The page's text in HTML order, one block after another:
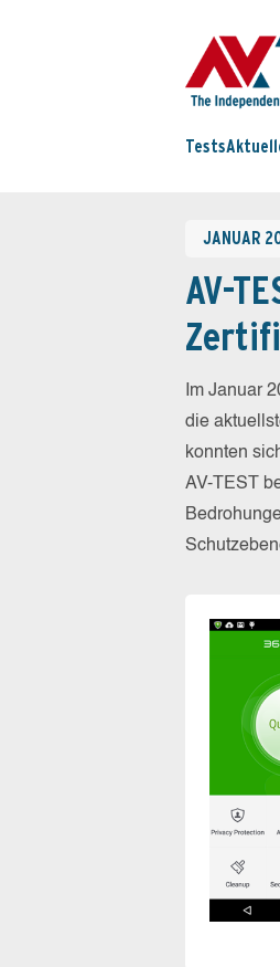
Tests
JANUAR
AV-
Im Januar
die
konnten
AV-TEST